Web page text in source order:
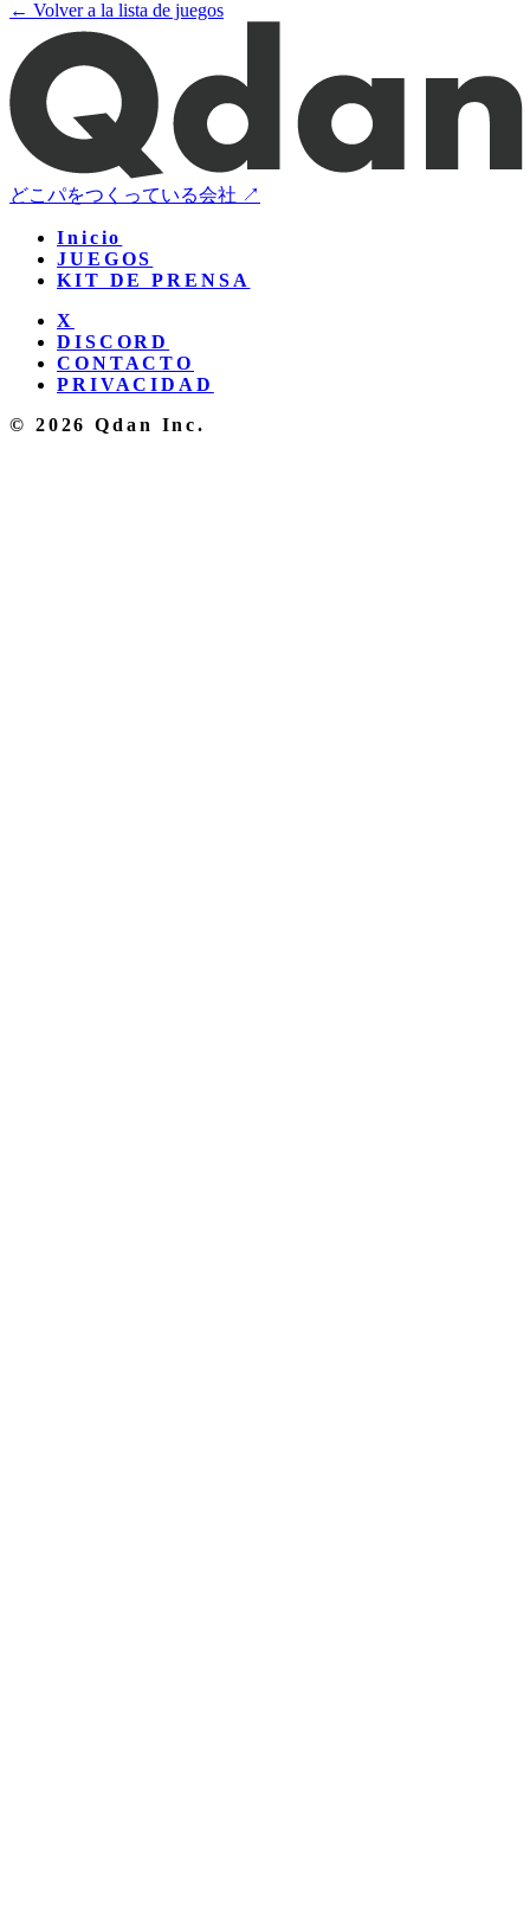
← Volver a la lista de juegos
どこパをつくっている会社 ↗
Inicio
JUEGOS
KIT DE PRENSA
X
DISCORD
CONTACTO
PRIVACIDAD
© 2026 Qdan Inc.